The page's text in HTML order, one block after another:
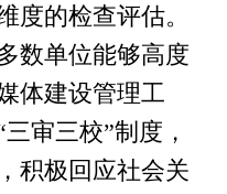
度的检查评估。
数单位能够高度
体建设管理工
审三校”制度，
积极回应社会关